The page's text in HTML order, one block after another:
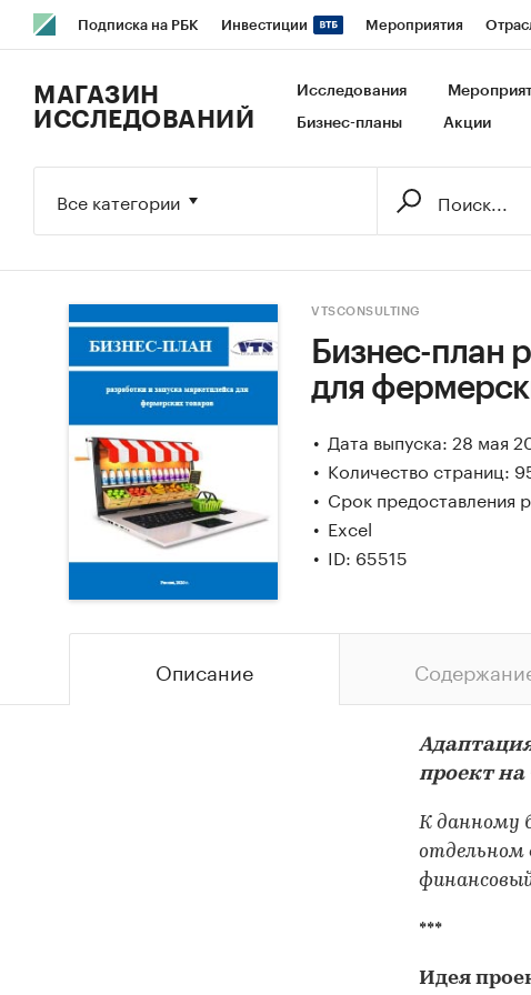
Подписка на РБК Инвестиции Мероприятия
Исследования Кредитные рейтинги Франшизы Газета
МАГАЗИН
ИССЛЕДОВАНИЙ
Исследования
Бизнес-планы Акции
Все категории
VTSCONSULTING
Бизнес-план
для
Дата выпуска: 28 мая
Количество страниц:
Срок предоставления
Excel
ID: 65515
Описание
проект
К данному
отдельном
***
Идея